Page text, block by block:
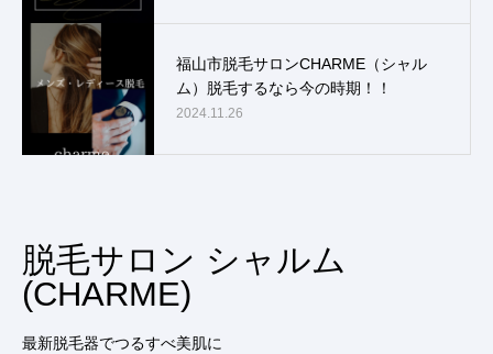
福山市脱毛サロンCHARME（シャル
ム）脱毛するなら今の時期！！
2024.11.26
脱毛サロン シャルム
(CHARME)
最新脱毛器でつるすべ美肌に